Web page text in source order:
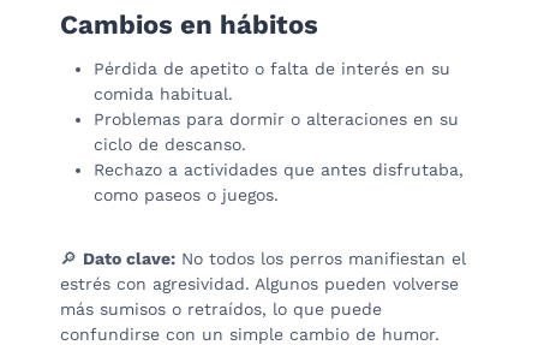
Cambios en hábitos
Pérdida de apetito o falta de interés en su
comida habitual.
Problemas para dormir o alteraciones en su
ciclo de descanso.
Rechazo a actividades que antes disfrutaba,
como paseos o juegos.
🔎 Dato clave: No todos los perros manifiestan el
estrés con agresividad. Algunos pueden volverse
más sumisos o retraídos, lo que puede
confundirse con un simple cambio de humor.